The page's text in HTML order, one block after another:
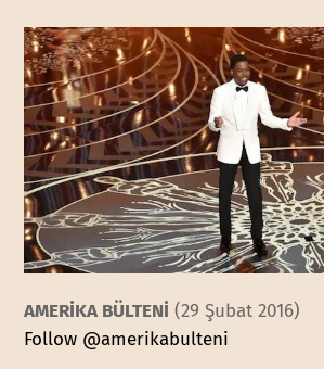
AMERİKA BÜLTENİ (29 Şubat 2016)
Follow @amerikabulteni